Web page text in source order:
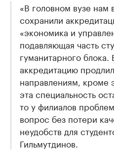
«В головном вузе нам
сохранили
«экономика и
подавляющая часть
гуманитарного блока.
аккредитацию
направлениям, кроме
эта специальность
то у филиалов
вопрос без потери
неудобств для
Гильмутдинов.